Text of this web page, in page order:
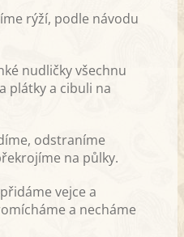
rýží, podle návodu
nudličky všechnu
plátky a cibuli na
odstraníme
na půlky.
vejce a
a necháme